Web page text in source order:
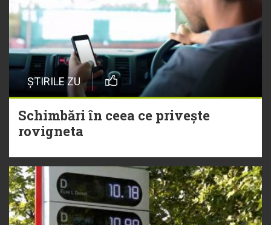
ȘTIRILE ZU
Schimbări în ceea ce privește
rovigneta